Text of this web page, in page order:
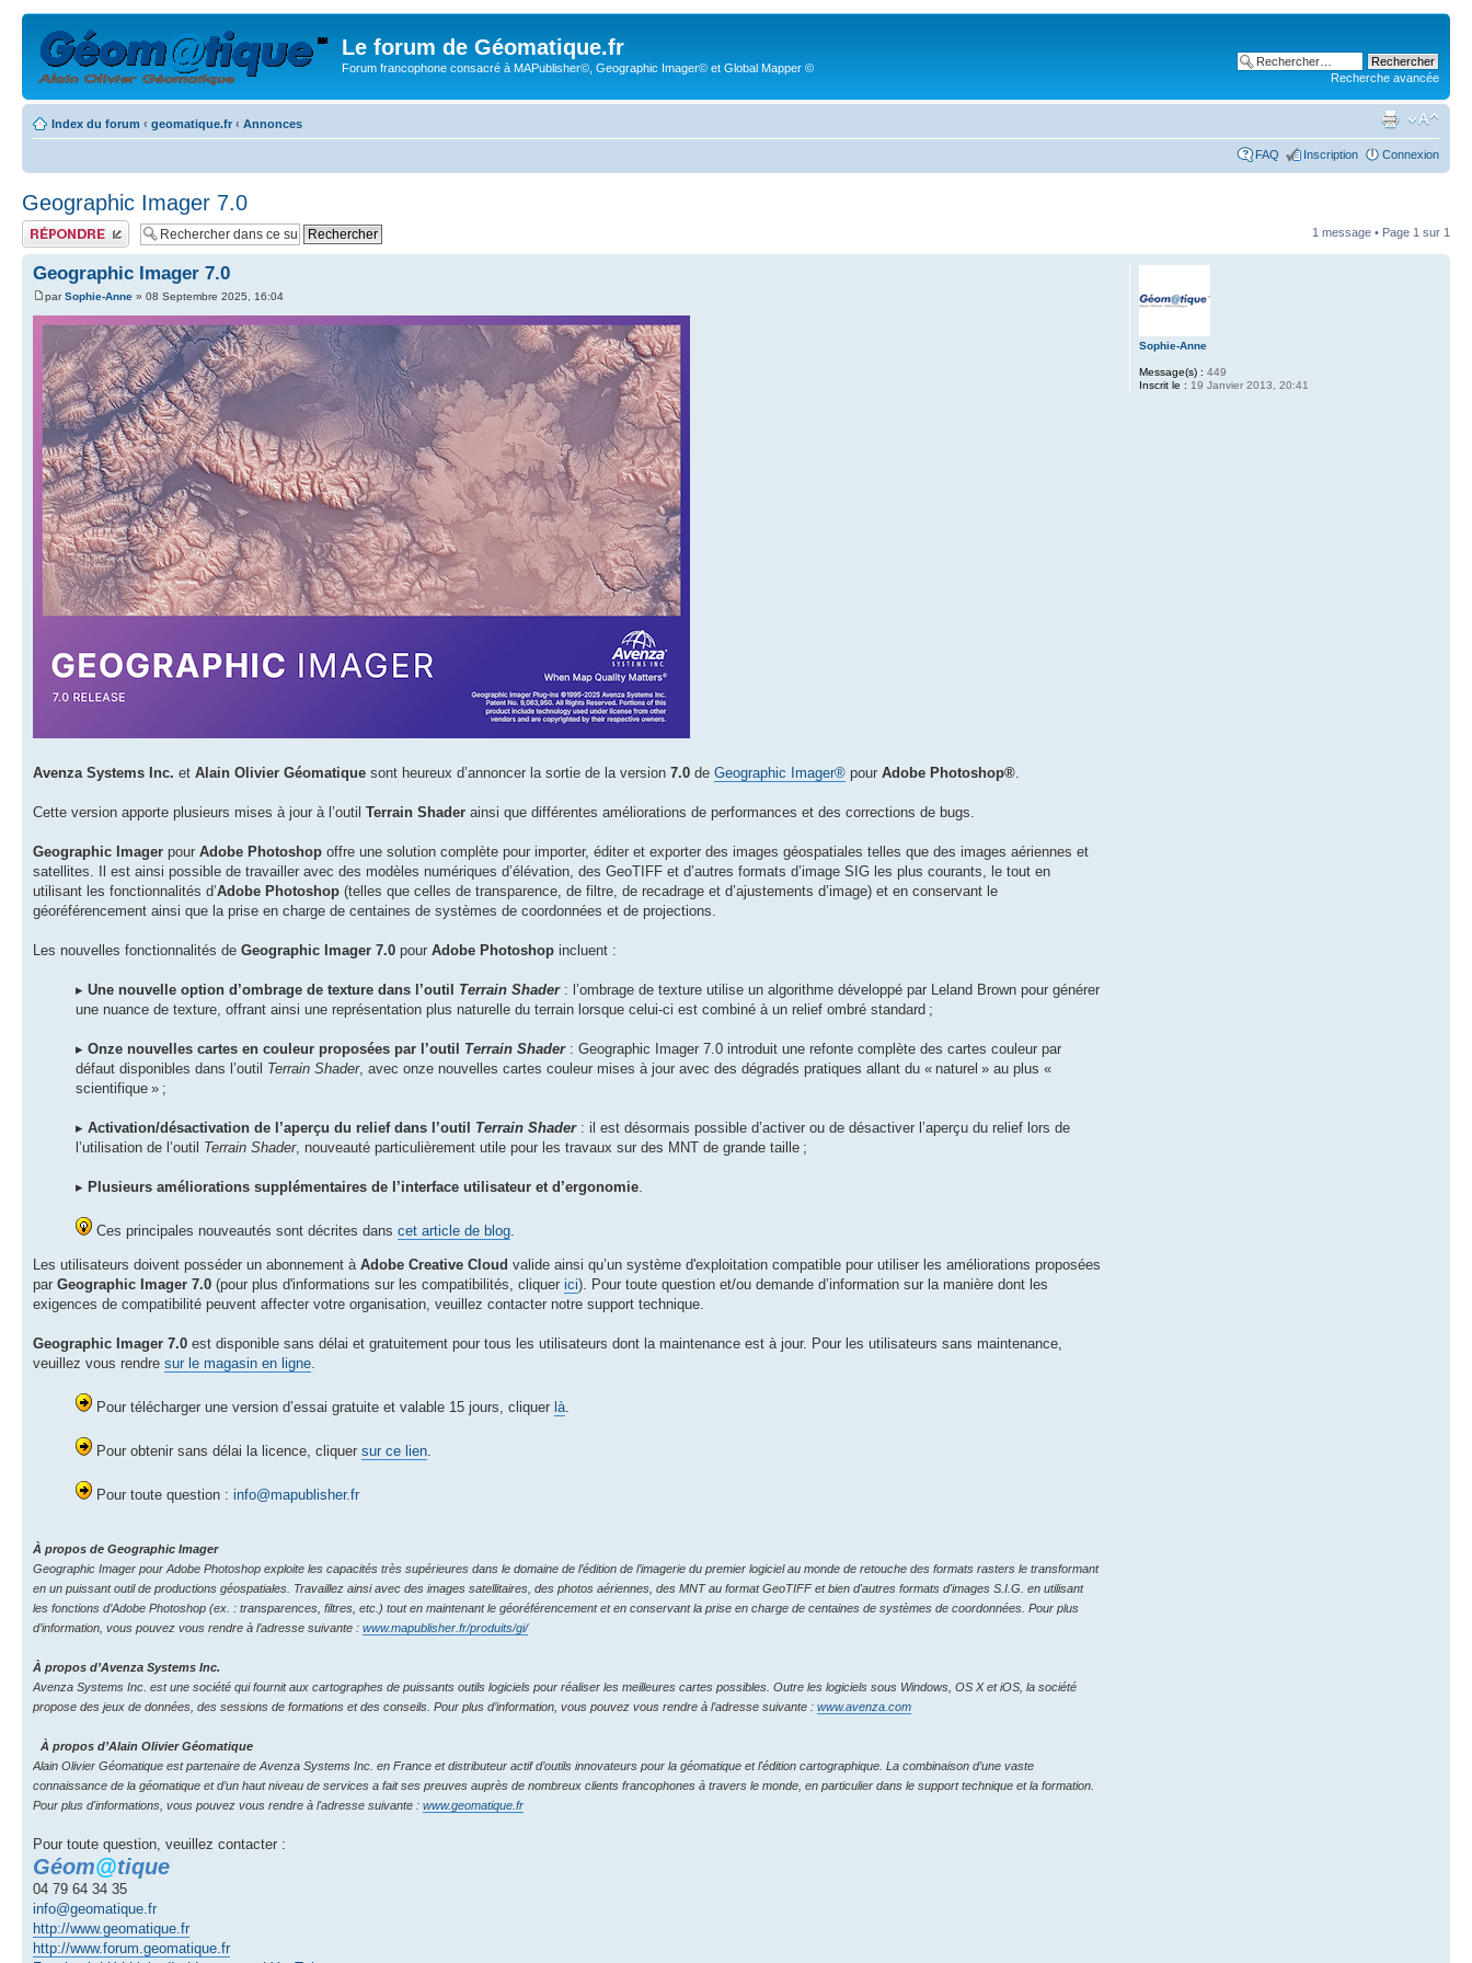
Le forum de Géomatique.fr
Forum francophone consacré à MAPublisher©, Geographic Imager© et Global Mapper ©
Recherche avancée
Index du forum ‹ geomatique.fr ‹ Annonces
FAQ Inscription Connexion
Geographic Imager 7.0
Publier une réponse 1 message • Page 1 sur 1
Geographic Imager 7.0
parSophie-Anne » 08 Septembre 2025, 16:04
Avenza Systems Inc. et Alain Olivier Géomatique sont heureux d’annoncer la sortie de la version 7.0 de Geographic Imager® pour Adobe Photoshop®
Cette version apporte plusieurs mises à jour à l’outil Terrain Shader ainsi que différentes améliorations de performances et des corrections de bugs.
Geographic Imager pour Adobe Photoshop offre une solution complète pour importer, éditer et exporter des images géospatiales telles que des images aériennes et
satellites. Il est ainsi possible de travailler avec des modèles numériques d’élévation, des GeoTIFF et d’autres formats d’image SIG les plus courants, le tout en
utilisant les fonctionnalités d’Adobe Photoshop (telles que celles de transparence, de filtre, de recadrage et d’ajustements d’image) et en conservant le
géoréférencement ainsi que la prise en charge de centaines de systèmes de coordonnées et de projections.
Les nouvelles fonctionnalités de Geographic Imager 7.0 pour Adobe Photoshop incluent :
▸ Une nouvelle option d’ombrage de texture dans l’outil Terrain Shader: l’ombrage de texture utilise un algorithme développé par Leland Brown pour générer
une nuance de texture, offrant ainsi une représentation plus naturelle du terrain lorsque celui-ci est combiné à un relief ombré standard ;
▸ Onze nouvelles cartes en couleur proposées par l’outil Terrain Shader: Geographic Imager 7.0 introduit une refonte complète des cartes couleur par
défaut disponibles dans l’outil Terrain Shader, avec onze nouvelles cartes couleur mises à jour avec des dégradés pratiques allant du « naturel » au plus «
scientifique » ;
▸ Activation/désactivation de l’aperçu du relief dans l’outil Terrain Shader: il est désormais possible d’activer ou de désactiver l’aperçu du relief lors de
l’utilisation de l’outil Terrain Shader, nouveauté particulièrement utile pour les travaux sur des MNT de grande taille ;
▸ Plusieurs améliorations supplémentaires de l’interface utilisateur et d’ergonomie
Ces principales nouveautés sont décrites dans cet article de blog
Les utilisateurs doivent posséder un abonnement à Adobe Creative Cloud valide ainsi qu’un système d'exploitation compatible pour utiliser les améliorations proposées
par Geographic Imager 7.0 (pour plus d'informations sur les compatibilités, cliquer ici). Pour toute question et/ou demande d’information sur la manière dont les
exigences de compatibilité peuvent affecter votre organisation, veuillez contacter notre support technique.
Geographic Imager 7.0 est disponible sans délai et gratuitement pour tous les utilisateurs dont la maintenance est à jour. Pour les utilisateurs sans maintenance,
veuillez vous rendre sur le magasin en ligne
Pour télécharger une version d’essai gratuite et valable 15 jours, cliquer là
Pour obtenir sans délai la licence, cliquer sur ce lien
Pour toute question : info@mapublisher.fr
À propos de Geographic Imager
Geographic Imager pour Adobe Photoshop exploite les capacités très supérieures dans le domaine de l’édition de l’imagerie du premier logiciel au monde de retouche des formats rasters le transformant
en un puissant outil de productions géospatiales. Travaillez ainsi avec des images satellitaires, des photos aériennes, des MNT au format GeoTIFF et bien d'autres formats d'images S.I.G. en utilisant
les fonctions d’Adobe Photoshop (ex. : transparences, filtres, etc.) tout en maintenant le géoréférencement et en conservant la prise en charge de centaines de systèmes de coordonnées. Pour plus
d’information, vous pouvez vous rendre à l’adresse suivante : www.mapublisher.fr/produits/gi/
À propos d’Avenza Systems Inc.
Avenza Systems Inc. est une société qui fournit aux cartographes de puissants outils logiciels pour réaliser les meilleures cartes possibles. Outre les logiciels sous Windows, OS X et iOS, la société
propose des jeux de données, des sessions de formations et des conseils. Pour plus d’information, vous pouvez vous rendre à l’adresse suivante : www.avenza.com
À propos d’Alain Olivier Géomatique
Alain Olivier Géomatique est partenaire de Avenza Systems Inc. en France et distributeur actif d’outils innovateurs pour la géomatique et l'édition cartographique. La combinaison d’une vaste
connaissance de la géomatique et d’un haut niveau de services a fait ses preuves auprès de nombreux clients francophones à travers le monde, en particulier dans le support technique et la formation.
Pour plus d'informations, vous pouvez vous rendre à l'adresse suivante : www.geomatique.fr
Pour toute question, veuillez contacter :
Géom@tique
04 79 64 34 35
info@geomatique.fr
http://www.geomatique.fr
http://www.forum.geomatique.fr
Sophie-Anne
Message(s) : 449
Inscrit le : 19 Janvier 2013, 20:41